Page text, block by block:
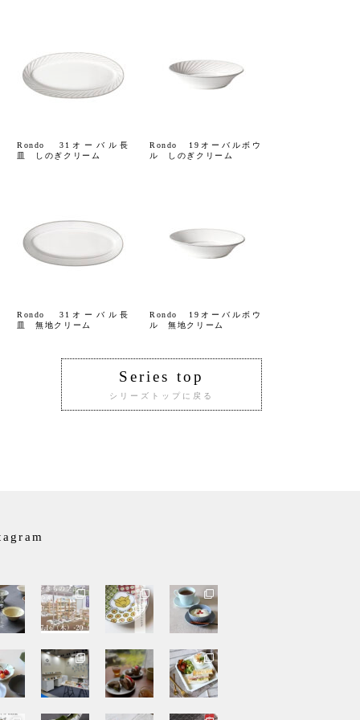
Rondo 31オーバル長
皿 しのぎクリーム
Rondo 19オーバルボウ
ル しのぎクリーム
Rondo 31オーバル長
皿 無地クリーム
Rondo 19オーバルボウ
ル 無地クリーム
Series top
シリーズトップに戻る